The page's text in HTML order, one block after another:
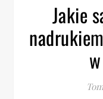
Jakie